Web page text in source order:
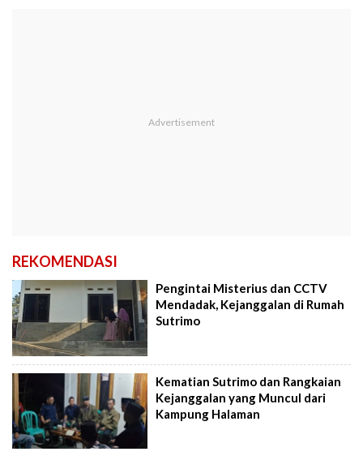
REKOMENDASI
Pengintai Misterius dan CCTV
Mendadak, Kejanggalan di Rumah
Sutrimo
Kematian Sutrimo dan Rangkaian
Kejanggalan yang Muncul dari
Kampung Halaman